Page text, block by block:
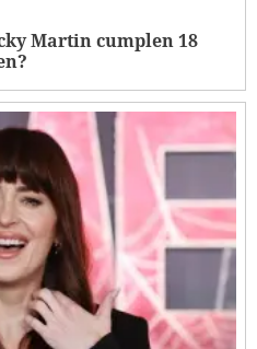
Martin cumplen 18